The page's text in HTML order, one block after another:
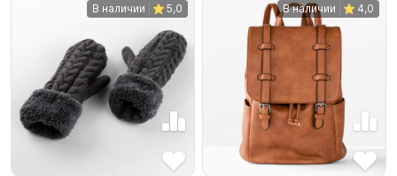
В наличии 5,0 В наличии 4,0